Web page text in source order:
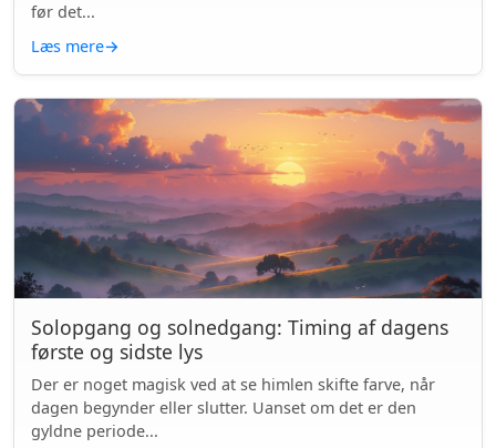
før det...
Læs mere→
Solopgang og solnedgang: Timing af dagens
første og sidste lys
Der er noget magisk ved at se himlen skifte farve, når
dagen begynder eller slutter. Uanset om det er den
gyldne periode...